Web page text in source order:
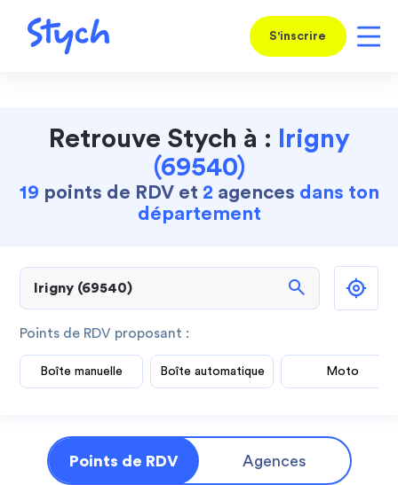
S'inscrire
Retrouve Stych à :
Irigny
(69540)
19 points de RDV et 2 agences dans ton
département
search
Points de RDV proposant :
Boîte manuelle Boîte automatique Moto
Points de RDV Agences